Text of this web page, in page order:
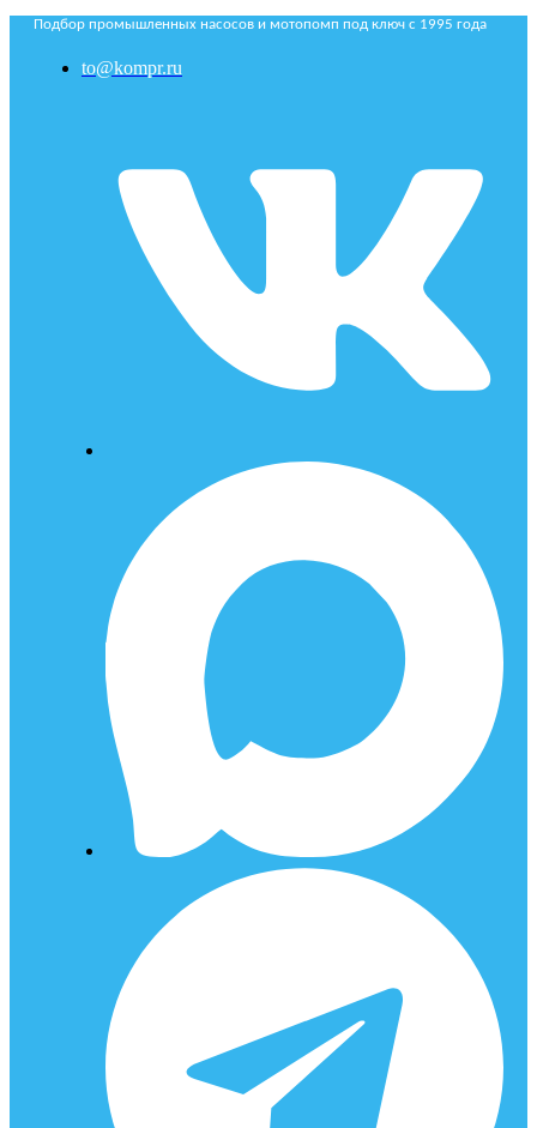
Подбор промышленных насосов и мотопомп под ключ с 1995 года
to@kompr.ru